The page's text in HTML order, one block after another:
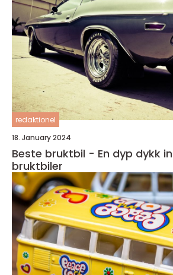
redaktionel
18. January 2024
Beste bruktbil - En dyp dykk
bruktbiler